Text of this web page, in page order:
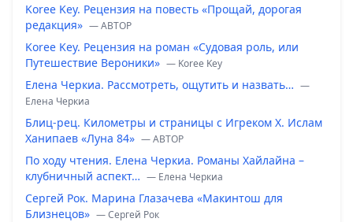
Koree Key. Рецензия на повесть «Прощай, дорогая
редакция» — ABTOP
Koree Key. Рецензия на роман «Судовая роль, или
Путешествие Вероники» — Koree Key
Елена Черкиа. Рассмотреть, ощутить и назвать… —
Елена Черкиа
Блиц-рец. Километры и страницы с Игреком Х. Ислам
Ханипаев «Луна 84» — ABTOP
По ходу чтения. Елена Черкиа. Романы Хайлайна –
клубничный аспект… — Елена Черкиа
Сергей Рок. Марина Глазачева «Макинтош для
Близнецов» — Сергей Рок